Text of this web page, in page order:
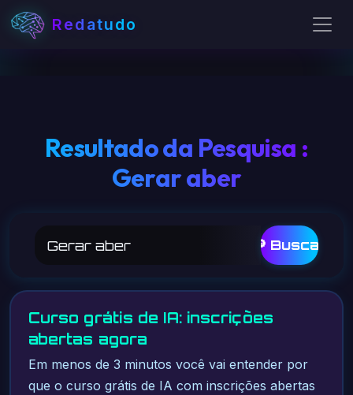
Redatudo
Resultado da Pesquisa :
Gerar aber
🔎 Buscar
Curso grátis de IA: inscrições
abertas agora
Em menos de 3 minutos você vai entender por
que o curso grátis de IA com inscrições abertas